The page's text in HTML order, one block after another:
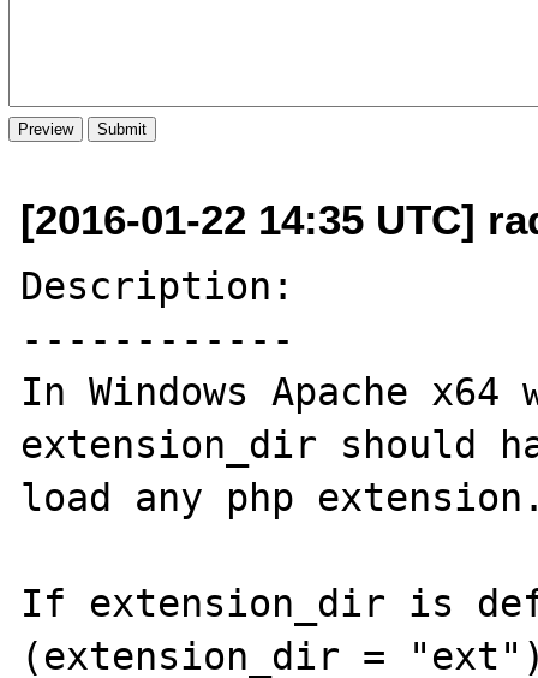
[2016-01-22 14:35 UTC]
Description:
------------
In Windows Apache x64
extension_dir should
load any php
If extension_dir is
(extension_dir =